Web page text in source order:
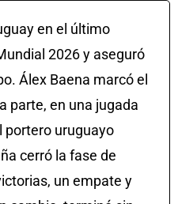
en el último
2026 y aseguró
Álex Baena marcó el
parte, en una jugada
portero uruguayo
cerró la fase de
un empate y